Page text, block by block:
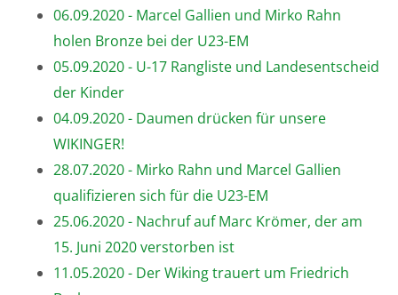
06.09.2020 - Marcel Gallien und Mirko Rahn
holen Bronze bei der U23-EM
05.09.2020 - U-17 Rangliste und Landesentscheid
der Kinder
04.09.2020 - Daumen drücken für unsere
WIKINGER!
28.07.2020 - Mirko Rahn und Marcel Gallien
qualifizieren sich für die U23-EM
25.06.2020 - Nachruf auf Marc Krömer, der am
15. Juni 2020 verstorben ist
11.05.2020 - Der Wiking trauert um Friedrich